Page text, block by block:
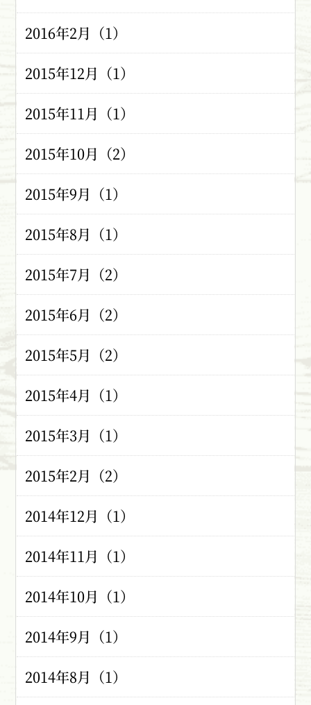
2016年2月（1）
2015年12月（1）
2015年11月（1）
2015年10月（2）
2015年9月（1）
2015年8月（1）
2015年7月（2）
2015年6月（2）
2015年5月（2）
2015年4月（1）
2015年3月（1）
2015年2月（2）
2014年12月（1）
2014年11月（1）
2014年10月（1）
2014年9月（1）
2014年8月（1）